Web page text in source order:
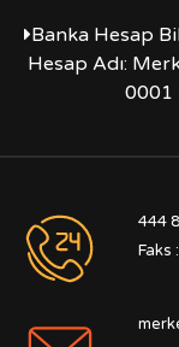
Banka Hesap
Hesap Adı:
0001
444
Faks